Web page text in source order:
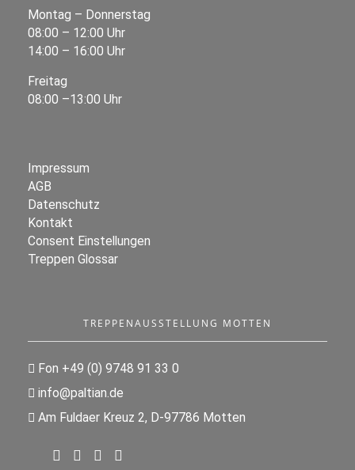
Montag – Donnerstag
08:00 – 12:00 Uhr
14:00 – 16:00 Uhr
Freitag
08:00 –13:00 Uhr
Impressum
AGB
Datenschutz
Kontakt
Consent Einstellungen
Treppen Glossar
TREPPENAUSSTELLUNG MOTTEN
Fon +49 (0) 9748 91 33 0
info@paltian.de
Am Fuldaer Kreuz 2, D-97786 Motten